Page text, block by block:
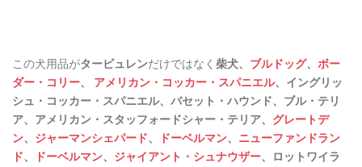
この犬用品がタービュレンだけではなく 柴犬、 ブルドッグ、 ボー
ダー・コリー、 アメリカン・コッカー・スパニエル、イングリッ
シュ・コッカー・スパニエル、バセット・ハウンド、ブル・テリ
ア、アメリカン・スタッフォードシャー・テリア、 グレートデ
ン、 ジャーマンシェパード、 ドーベルマン、 ニューファンドラン
ド、 ドーベルマン、 ジャイアント・シュナウザー、ロットワイラ